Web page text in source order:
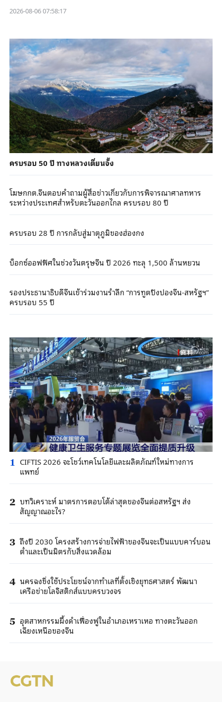
2026-08-06 07:58:17
ครบรอบ 50 ปี ทางหลวงเตี่ยนจั้ง
โฆษกกต.จีนตอบคำถามผู้สื่อข่าวเกี่ยวกับการพิจารณาศาลทหาร
ระหว่างประเทศสำหรับตะวันออกไกล ครบรอบ 80 ปี
ครบรอบ 28 ปี การกลับสู่มาตุภูมิของฮ่องกง
บ็อกซ์ออฟฟิศในช่วงวันตรุษจีน ปี 2026 ทะลุ 1,500 ล้านหยวน
รองประธานาธิบดีจีนเข้าร่วมงานรำลึก “การทูตปิงปองจีน-สหรัฐฯ”
ครบรอบ 55 ปี
1 CIFTIS 2026 จะโชว์เทคโนโลยีและผลิตภัณฑ์ใหม่ทางการ
แพทย์
2 บทวิเคราะห์ มาตรการตอบโต้ล่าสุดของจีนต่อสหรัฐฯ ส่ง
สัญญาณอะไร?
3 ถึงปี 2030 โครงสร้างการจ่ายไฟฟ้าของจีนจะเป็นแบบคาร์บอน
ต่ำและเป็นมิตรกับสิ่งแวดล้อม
4 นครฉงชิ่งใช้ประโยชน์จากทำเลที่ตั้งเชิงยุทธศาสตร์ พัฒนา
เครือข่ายโลจิสติกส์แบบครบวงจร
5 อุตสาหกรรมผึ้งดำเฟื่องฟูในอำเภอเหราเหอ ทางตะวันออก
เฉียงเหนือของจีน